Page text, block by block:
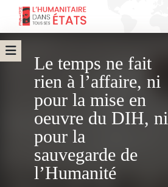
Le temps ne fait
rien à l’affaire, ni
pour la mise en
oeuvre du DIH, ni
pour la
sauvegarde de
l’Humanité